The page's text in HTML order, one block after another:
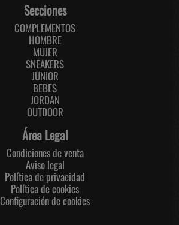
Secciones
COMPLEMENTOS
HOMBRE
MUJER
SNEAKERS
JUNIOR
BEBES
JORDAN
OUTDOOR
Área Legal
Condiciones de venta
Aviso legal
Política de privacidad
Política de cookies
Configuración de cookies